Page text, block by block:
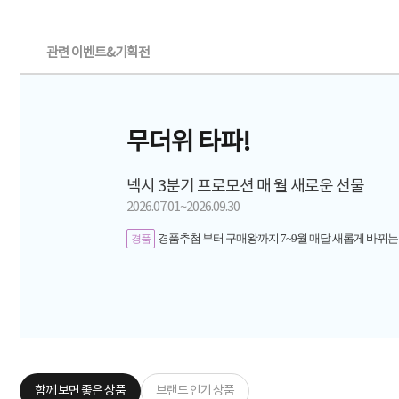
관련 이벤트&기획전
무더위 타파!
넥시 3분기 프로모션 매 월 새로운 선물
2026.07.01~2026.09.30
경품 경품추첨 부터 구매왕까지 7~9월 매달 새롭게 바뀌
함께 보면 좋은 상품 브랜드 인기 상품